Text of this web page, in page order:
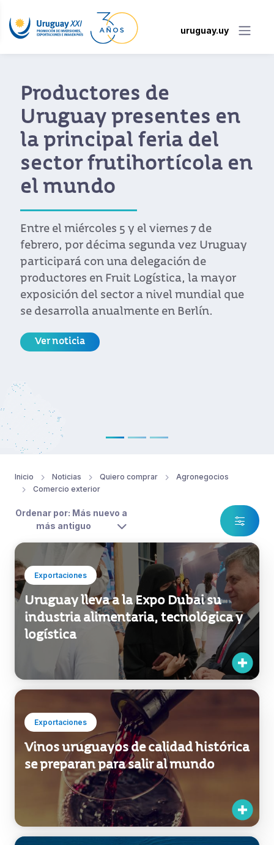
uruguay.uy
en
en
de
Uruguay
mayor
que
Uruguay marca
diferencia en la
Exposición
Internacional de
Importaciones
China (CIIE)
Uruguay cerró su
una extensa agenda de
por el ministro Enzo Benech y
ejecutivo de Uruguay XXI,
Quiero comprar
Agronegocios
Ordenar por: Más nuevo a
más antiguo
Exportaciones
Uruguay lleva a la Expo Dubai su
industria alimentaria, tecnológica y
logística
Exportaciones
Vinos uruguayos de calidad histórica
se preparan para salir al mundo